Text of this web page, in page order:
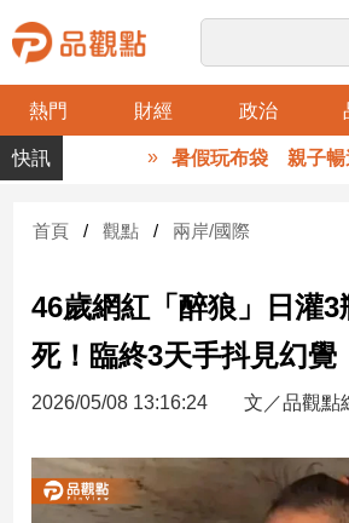
熱門 財經 政治
品
觀
財
台
財
新
產
經/
暑假玩布袋 親子暢遊
首頁 觀點 兩岸/國際
46歲網紅「醉狼」日灌3
死！臨終3天手抖見幻覺
2026/05/08 13:16:24 文／品觀點